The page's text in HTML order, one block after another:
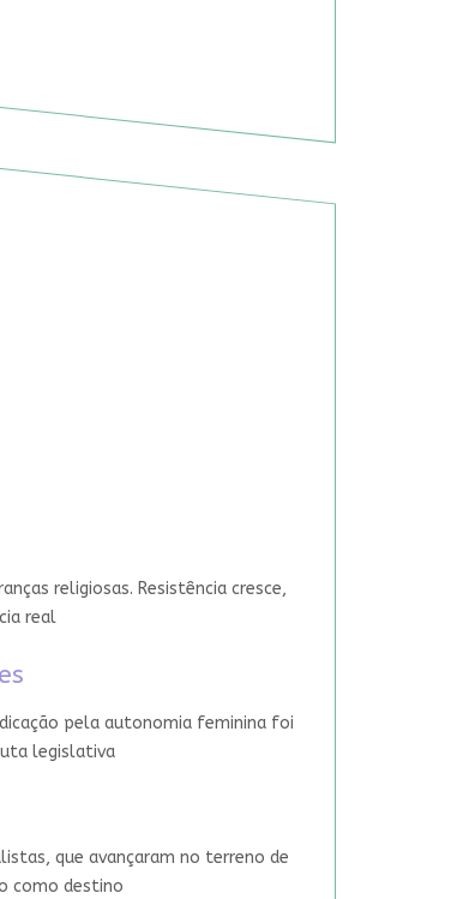
religiosas. Resistência cresce,
real
pela autonomia feminina foi
legislativa
que avançaram no terreno de
como destino